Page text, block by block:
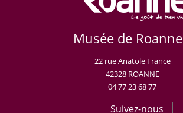
Musée de Roanne
22 rue Anatole France
42328 ROANNE
04 77 23 68 77
Suivez-nous